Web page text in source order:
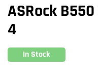
ASRock
4
In Stock